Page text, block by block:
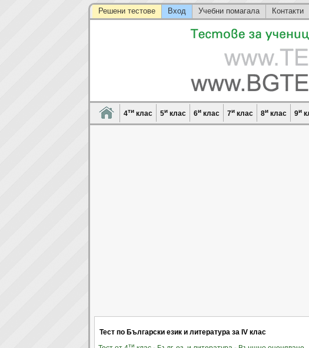
Решени тестове Вход Учебни помагала Контакти
4ти клас 5и клас 6и клас 7и клас 8и клас 9и
Тест по Български език и литература за IV клас
ти